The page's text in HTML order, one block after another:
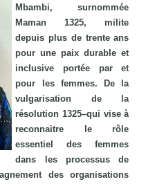
Mbambi, surnommée
Maman 1325, milite
depuis plus de trente ans
pour une paix durable et
inclusive portée par et
pour les femmes. De la
vulgarisation de la
résolution 1325–qui vise à
reconnaitre le rôle
essentiel des femmes
dans les processus de
des organisations